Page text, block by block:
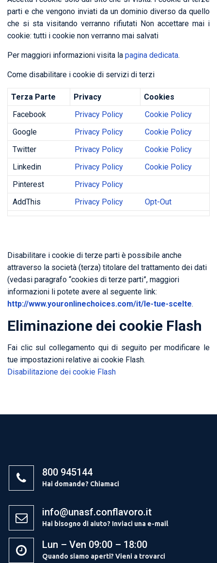
parti e che vengono inviati da un dominio diverso da quello
che si sta visitando verranno rifiutati Non accettare mai i
cookie: tutti i cookie non verranno mai salvati
Per maggiori informazioni visita la pagina dedicata.
Come disabilitare i cookie di servizi di terzi
Terza Parte Privacy
Cookies
Facebook
Privacy Policy
Cookie Policy
Google
Privacy Policy
Cookie Policy
Twitter
Privacy Policy
Cookie Policy
Linkedin
Privacy Policy
Cookie Policy
Pinterest
Privacy Policy
AddThis
Privacy Policy Opt-Out
Disabilitare i cookie di terze parti è possibile anche
attraverso la società (terza) titolare del trattamento dei dati
(vedasi paragrafo “cookies di terze parti”, maggiori
informazioni li potete avere al seguente link:
http://www.youronlinechoices.com/it/le-tue-scelte.
Eliminazione dei cookie Flash
Fai clic sul collegamento qui di seguito per modificare le
tue impostazioni relative ai cookie Flash.
Disabilitazione dei cookie Flash
800 945144
Hai domande? Chiamaci
info@unasf.conflavoro.it
Hai bisogno di aiuto? Inviaci una e-mail
Lun – Ven 09:00 – 18:00
Quando siamo aperti? Vieni a trovarci